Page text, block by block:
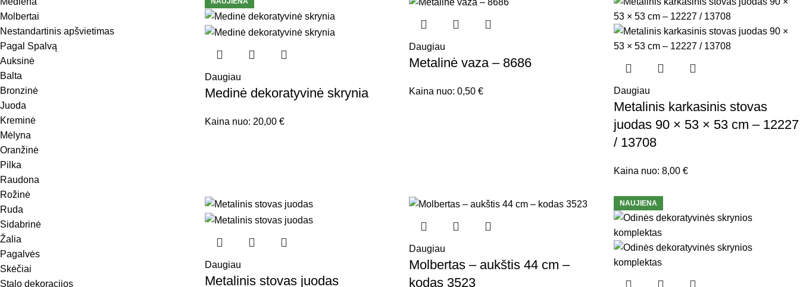
Molbertai
Nestandartinis apšvietimas
Pagal Spalvą
Auksinė
Balta
Bronzinė
Juoda
Kreminė
Mėlyna
Oranžinė
Pilka
Raudona
Rožinė
Ruda
Sidabrinė
Žalia
Pagalvės
Skėčiai
Stalo dekoracijos
Daugiau
Medinė dekoratyvinė skrynia
Kaina nuo: 20,00 €
Daugiau
Metalinė vaza – 8686
Kaina nuo: 0,50 € Daugiau
Metalinis karkasinis stovas
juodas 90 × 53 × 53 cm – 12227
/ 13708
Kaina nuo: 8,00 €
Daugiau
Metalinis stovas juodas
Daugiau
Molbertas – aukštis 44 cm –
kodas 3523
NAUJIENA